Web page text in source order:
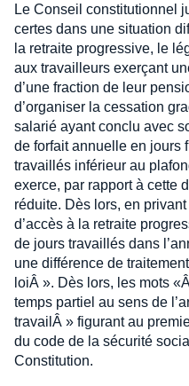
Le Conseil constitutionnel
certes dans une situation
la retraite progressive, le
aux travailleurs exerçant
d’une fraction de leur
d’organiser la cessation
salarié ayant conclu avec
de forfait annuelle en jours
travaillés inférieur au
exerce, par rapport à cette
réduite. Dès lors, en
d’accès à la retraite
de jours travaillés dans
une différence de
loiÂ ». Dès lors, les mots
temps partiel au sens de
travailÂ » figurant au
du code de la sécurité
Constitution.